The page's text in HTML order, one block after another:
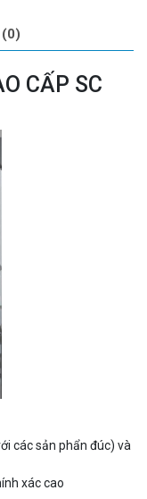
CẤP SC
các sản phẩn đúc) và
xác cao